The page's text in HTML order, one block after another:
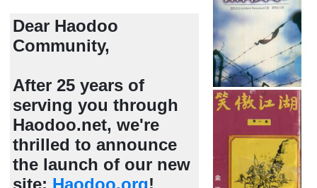
Dear Haodoo
Community,
After 25 years of
serving you through
Haodoo.net, we're
thrilled to announce
the launch of our new
site: Haodoo.org!